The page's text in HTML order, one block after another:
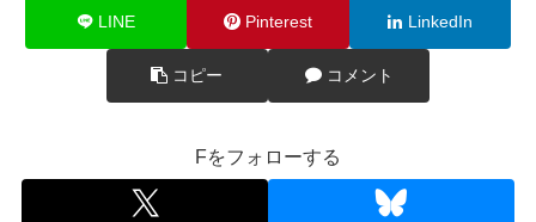
LINE Pinterest LinkedIn
コピー コメント
Fをフォローする